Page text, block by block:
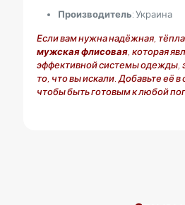
Производитель: Украина
Если вам нужна надёжная,
мужская флисовая, которая
эффективной системы одежды,
то, что вы искали. Добавьте её в
чтобы быть готовым к любой